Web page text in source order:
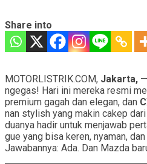
Share into
MOTORLISTRIK.COM, Jakarta,
ngegas! Hari ini mereka resmi
premium gagah dan elegan, dan
nan stylish yang makin cakep
duanya hadir untuk menjawab
gue yang bisa keren, nyaman,
Jawabannya: Ada. Dan Mazda